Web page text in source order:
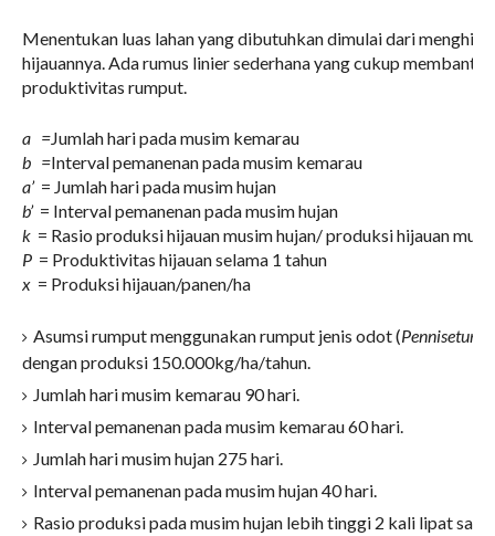
Menentukan luas lahan yang dibutuhkan dimulai dari
hijauannya. Ada rumus linier sederhana yang cukup membantu
produktivitas rumput.
a =Jumlah hari pada musim kemarau
b =Interval pemanenan pada musim kemarau
a’ = Jumlah hari pada musim hujan
b’= Interval pemanenan pada musim hujan
k = Rasio produksi hijauan musim hujan/ produksi hijauan
P = Produktivitas hijauan selama 1 tahun
x = Produksi hijauan/panen/ha
Asumsi rumput menggunakan rumput jenis odot (Pennisetum
dengan produksi 150.000kg/ha/tahun.
Jumlah hari musim kemarau 90 hari.
Interval pemanenan pada musim kemarau 60 hari.
Jumlah hari musim hujan 275 hari.
Interval pemanenan pada musim hujan 40 hari.
Rasio produksi pada musim hujan lebih tinggi 2 kali lipat saat